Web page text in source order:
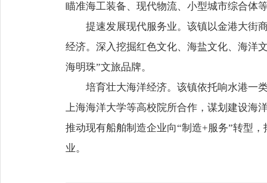
瞄准海工装备、现代物流、小型城市综合体
提速发展现代服务业。该镇以金港大街
经济。深入挖掘红色文化、海盐文化、海洋
海明珠”文旅品牌。
培育壮大海洋经济。该镇依托响水港一
上海海洋大学等高校院所合作，谋划建设海
推动现有船舶制造企业向“制造+服务”转型
业。